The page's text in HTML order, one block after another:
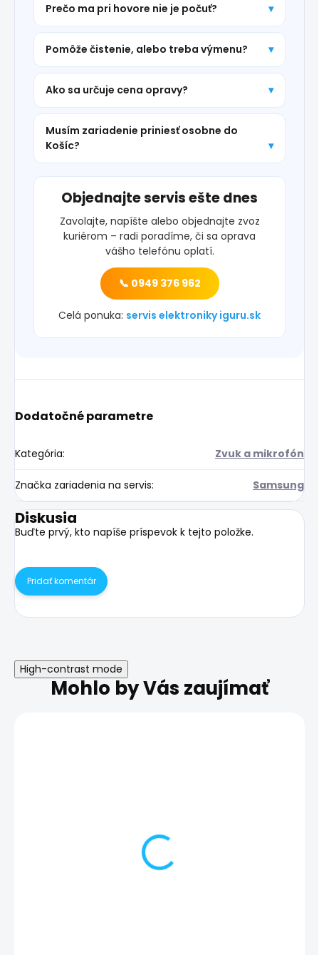
Prečo ma pri hovore nie je počuť?
Pomôže čistenie, alebo treba výmenu?
Ako sa určuje cena opravy?
Musím zariadenie priniesť osobne do
Košíc?
Objednajte servis ešte dnes
Zavolajte, napíšte alebo objednajte zvoz
kuriérom – radi poradíme, či sa oprava
vášho telefónu oplatí.
📞 0949 376 962
Celá ponuka: servis elektroniky iguru.sk
Dodatočné parametre
Kategória: Zvuk a mikrofón
Značka zariadenia na servis: Samsung
Diskusia
Buďte prvý, kto napíše príspevok k tejto položke.
Pridať komentár
High-contrast mode
Mohlo by Vás zaujímať